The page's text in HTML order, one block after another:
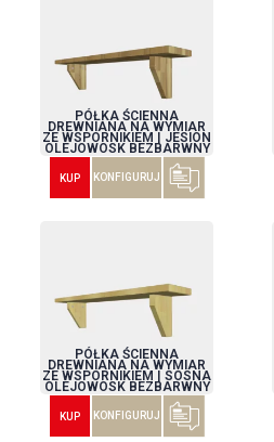
PÓŁKA ŚCIENNA
DREWNIANA NA WYMIAR
ZE WSPORNIKIEM | JESION
OLEJOWOSK BEZBARWNY
KUP KONFIGURUJ
PÓŁKA ŚCIENNA
DREWNIANA NA WYMIAR
ZE WSPORNIKIEM | SOSNA
OLEJOWOSK BEZBARWNY
KUP KONFIGURUJ